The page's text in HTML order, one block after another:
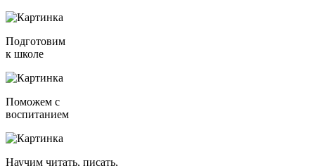
Подготовим
к школе
Поможем с
воспитанием
Научим читать, писать,